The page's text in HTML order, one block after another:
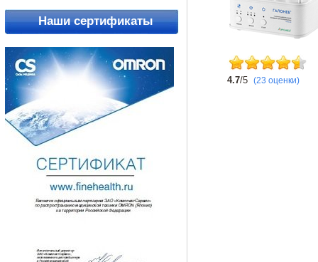
Наши сертификаты
4.7/5 (23 оценки)